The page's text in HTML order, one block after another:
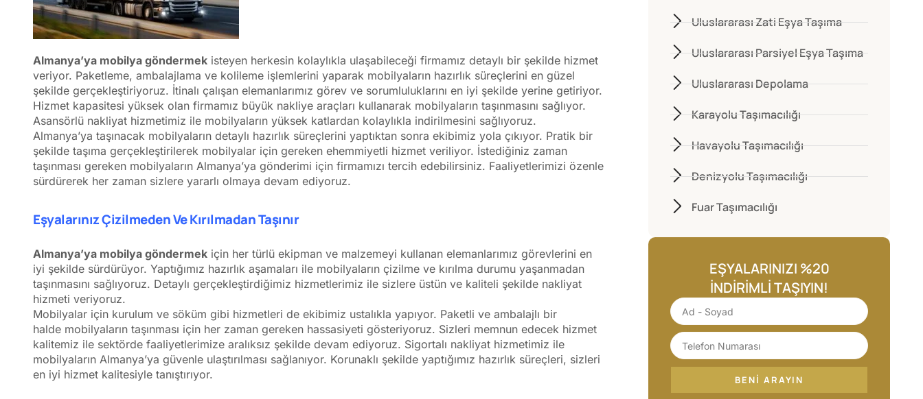
Almanya’ya mobilya göndermek isteyen herkesin kolaylıkla ulaşabileceği firmamız detaylı bir şekilde hizmet
veriyor. Paketleme, ambalajlama ve kolileme işlemlerini yaparak mobilyaların hazırlık süreçlerini en güzel
şekilde gerçekleştiriyoruz. İtinalı çalışan elemanlarımız görev ve sorumluluklarını en iyi şekilde yerine getiriyor.
Hizmet kapasitesi yüksek olan firmamız büyük nakliye araçları kullanarak mobilyaların taşınmasını sağlıyor.
Asansörlü nakliyat hizmetimiz ile mobilyaların yüksek katlardan kolaylıkla indirilmesini sağlıyoruz.
Almanya’ya taşınacak mobilyaların detaylı hazırlık süreçlerini yaptıktan sonra ekibimiz yola çıkıyor. Pratik bir
şekilde taşıma gerçekleştirilerek mobilyalar için gereken ehemmiyetli hizmet veriliyor. İstediğiniz zaman
taşınması gereken mobilyaların Almanya’ya gönderimi için firmamızı tercih edebilirsiniz. Faaliyetlerimizi özenle
sürdürerek her zaman sizlere yararlı olmaya devam ediyoruz.
Eşyalarınız Çizilmeden Ve Kırılmadan Taşınır
Almanya’ya mobilya göndermek için her türlü ekipman ve malzemeyi kullanan elemanlarımız görevlerini en
iyi şekilde sürdürüyor. Yaptığımız hazırlık aşamaları ile mobilyaların çizilme ve kırılma durumu yaşanmadan
taşınmasını sağlıyoruz. Detaylı gerçekleştirdiğimiz hizmetlerimiz ile sizlere üstün ve kaliteli şekilde nakliyat
hizmeti veriyoruz.
Mobilyalar için kurulum ve söküm gibi hizmetleri de ekibimiz ustalıkla yapıyor. Paketli ve ambalajlı bir
halde mobilyaların taşınması için her zaman gereken hassasiyeti gösteriyoruz. Sizleri memnun edecek hizmet
kalitemiz ile sektörde faaliyetlerimize aralıksız şekilde devam ediyoruz. Sigortalı nakliyat hizmetimiz ile
mobilyaların Almanya’ya güvenle ulaştırılması sağlanıyor. Korunaklı şekilde yaptığımız hazırlık süreçleri, sizleri
en iyi hizmet kalitesiyle tanıştırıyor.
Uluslararası Zati Eşya Taşıma
Uluslararası Parsiyel Eşya Taşıma
Uluslararası Depolama
Karayolu Taşımacılığı
Havayolu Taşımacılığı
Denizyolu Taşımacılığı
Fuar Taşımacılığı
EŞYALARINIZI %20
İNDIRIMLI TAŞIYIN!
BENI ARAYIN